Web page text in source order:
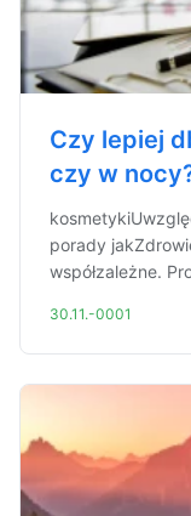
Czy lepiej
czy w
porady
współzależne.
30.11.-0001